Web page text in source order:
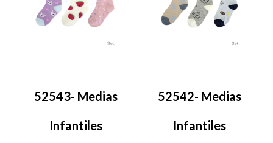
52543- Medias
Infantiles
52542- Medias
Infantiles